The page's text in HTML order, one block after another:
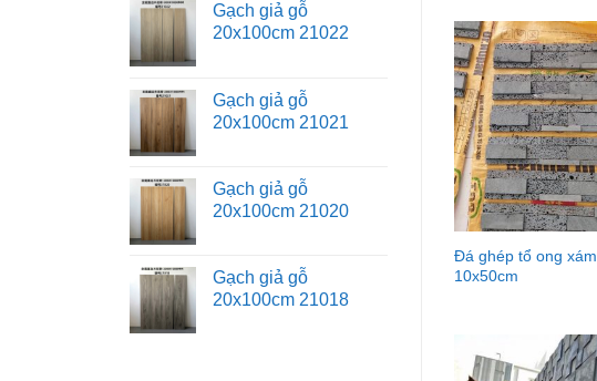
Gạch giả gỗ
20x100cm 21022
Gạch giả gỗ
20x100cm 21021
Gạch giả gỗ
20x100cm 21020
Gạch giả gỗ
20x100cm 21018
Đá ghép tổ ong xám
10x50cm